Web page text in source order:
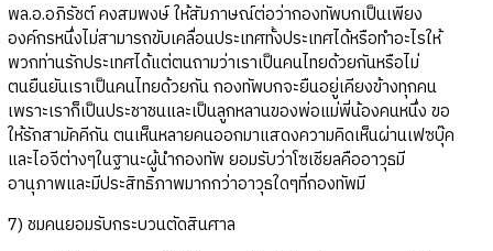
พล.อ.อภิรัชต์ คงสมพงษ์ ให้สัมภาษณ์ต่อว่ากองทัพบกเป็นเพียง
องค์กรหนึ่งไม่สามารถขับเคลื่อนประเทศทั้งประเทศได้หรือทำอะไรให้
พวกท่านรักประเทศได้แต่ตนถามว่าเราเป็นคนไทยด้วยกันหรือไม่
ตนยืนยันเราเป็นคนไทยด้วยกัน กองทัพบกจะยืนอยู่เคียงข้างทุกคน
เพราะเราก็เป็นประชาชนและเป็นลูกหลานของพ่อแม่พี่น้องคนหนึ่ง ขอ
ให้รักสามัคคีกัน ตนเห็นหลายคนออกมาแสดงความคิดเห็นผ่านเฟซบุ๊ค
และไอจีต่างๆในฐานะผู้นำกองทัพ ยอมรับว่าโซเชียลคืออาวุธมี
อานุภาพและมีประสิทธิภาพมากกว่าอาวุธใดๆที่กองทัพมี
7) ชมคนยอมรับกระบวนตัดสินศาล